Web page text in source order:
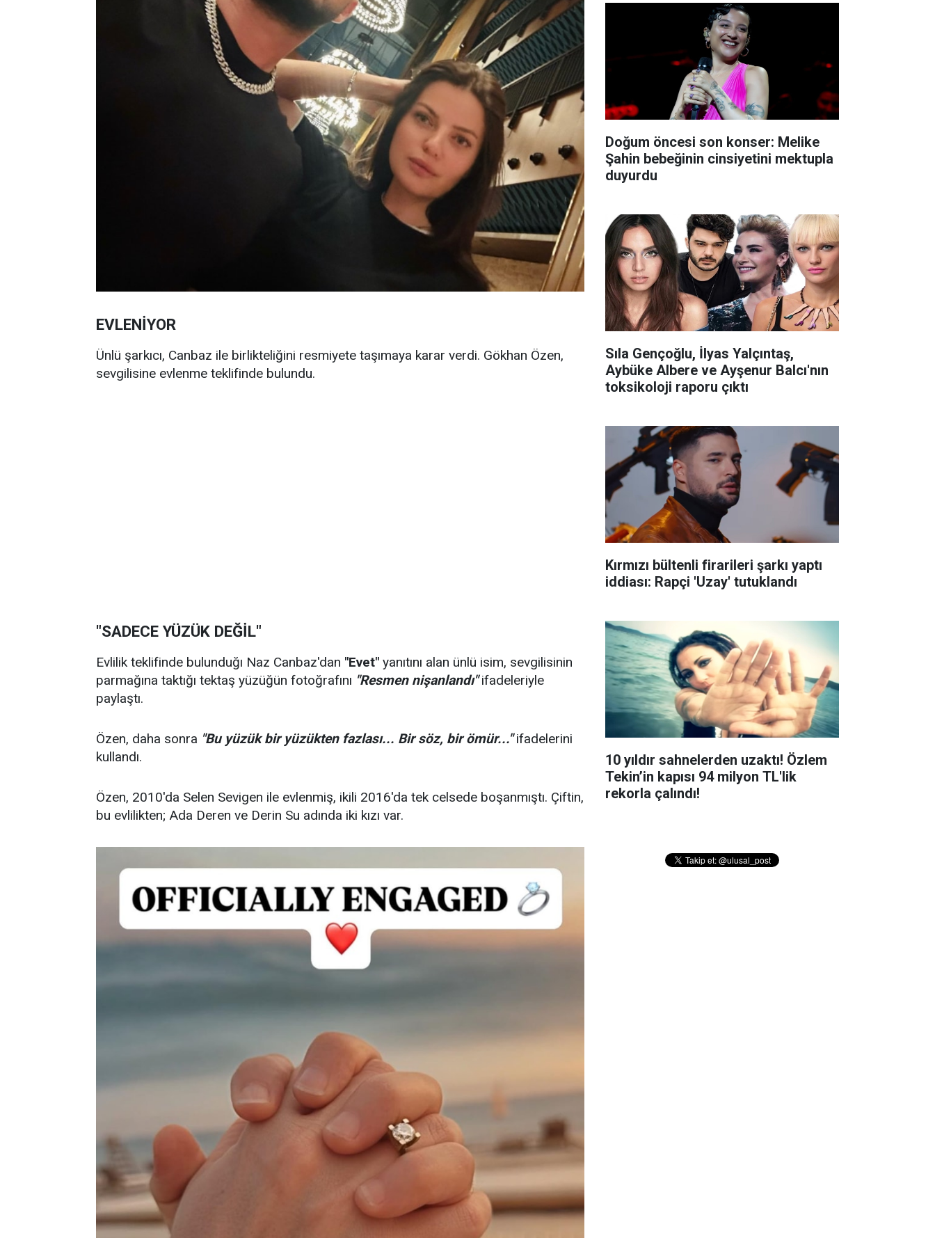
EVLENİYOR
Ünlü şarkıcı, Canbaz ile birlikteliğini resmiyete taşımaya karar verdi. Gökhan Özen,
sevgilisine evlenme teklifinde bulundu.
"SADECE YÜZÜK DEĞİL"
Evlilik teklifinde bulunduğı Naz Canbaz'dan "Evet" yanıtını alan ünlü isim, sevgilisinin
parmağına taktığı tektaş yüzüğün fotoğrafını "Resmen nişanlandı"ifadeleriyle
paylaştı.
Özen, daha sonra "Bu yüzük bir yüzükten fazlası... Bir söz, bir ömür..."ifadelerini
kullandı.
Özen, 2010'da Selen Sevigen ile evlenmiş, ikili 2016'da tek celsede boşanmıştı. Çiftin,
bu evlilikten; Ada Deren ve Derin Su adında iki kızı var.
Doğum öncesi son konser: Melike
Şahin bebeğinin cinsiyetini mektupla
duyurdu
Sıla Gençoğlu, İlyas Yalçıntaş,
Aybüke Albere ve Ayşenur Balcı'nın
toksikoloji raporu çıktı
Kırmızı bültenli firarileri şarkı yaptı
iddiası: Rapçi 'Uzay' tutuklandı
10 yıldır sahnelerden uzaktı! Özlem
Tekin’in kapısı 94 milyon TL'lik
rekorla çalındı!